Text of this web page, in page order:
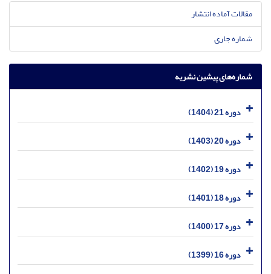
مقالات آماده انتشار
شماره جاری
شماره‌های پیشین نشریه
دوره 21 (1404)
دوره 20 (1403)
دوره 19 (1402)
دوره 18 (1401)
دوره 17 (1400)
دوره 16 (1399)